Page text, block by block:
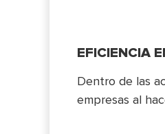
EFICIENCIA
Dentro de las
empresas al